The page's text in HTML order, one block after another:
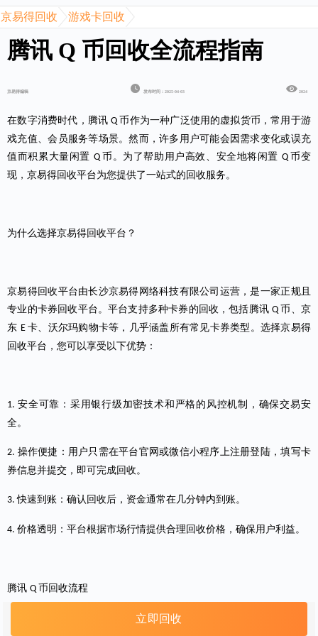
京易得回收 游戏卡回收
腾讯 Q 币回收全流程指南
京易得编辑 发布时间：2025-04-03 2024
在数字消费时代， 腾讯 Q 币作为一种广泛使用的虚拟货币，常用于游
戏充值、会员服务等场景。然而，许多用户可能会因需求变化或误充
值而积累大量闲置 Q 币。为了帮助用户高效、安全地将闲置 Q 币变
现，京易得回收平台为您提供了一站式的回收服务。
为什么选择京易得回收平台？
京易得回收平台由长沙京易得网络科技有限公司运营，是一家正规且
专业的卡券回收平台。平台支持多种卡券的回收，包括腾讯 Q 币、京
东 E卡、沃尔玛购物卡等，几乎涵盖所有常见卡券类型。选择京易得
回收平台，您可以享受以下优势：
1.安全可靠：采用银行级加密技术和严格的风控机制，确保交易安
全。
2. 操作便捷：用户只需在平台官网或微信小程序上注册登陆，填写卡
券信息并提交，即可完成回收。
3.快速到账：确认回收后，资金通常在几分钟内到账。
4.价格透明：平台根据市场行情提供合理回收价格，确保用户利益。
腾讯 Q 币回收流程
立即回收